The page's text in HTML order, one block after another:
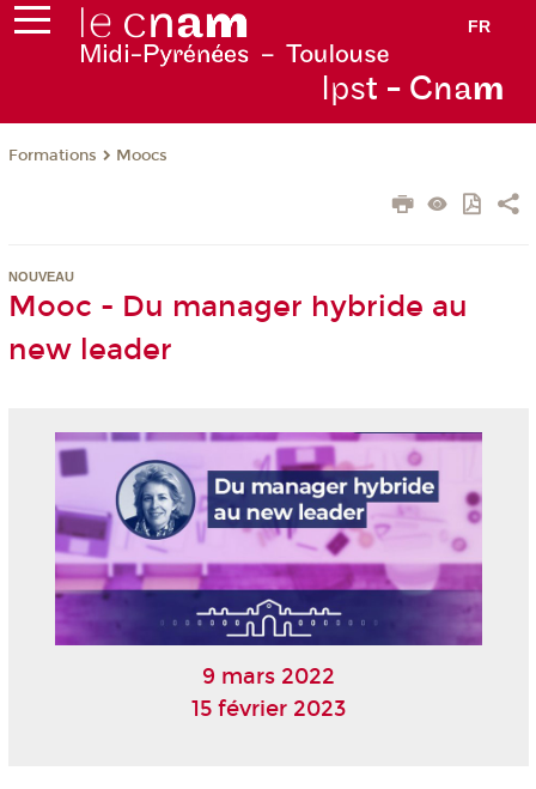
FR
Ipst - Cnam
Formations Moocs
NOUVEAU
Mooc - Du manager hybride au
new leader
9 mars 2022
15 février 2023